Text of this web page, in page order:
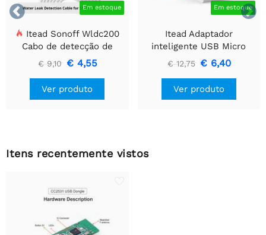

 Em estoque
Itead Sonoff Wldc200
Cabo de detecção de
vazamento de água
€ 9,10 € 4,55
Ver produto
Em estoque
Itead Adaptador
inteligente USB Micro
Zigbee SONOFF
€ 12,75 € 6,40
Ver produto
Itens recentemente vistos